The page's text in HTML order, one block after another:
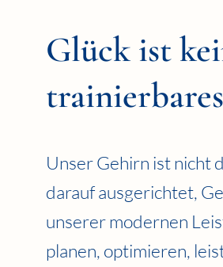
Glück ist
Unser Gehirn ist nicht
darauf ausgerichtet,
unserer modernen
planen, optimieren,